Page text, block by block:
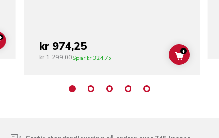
ADD TO CARTkr 974,25
kr 1.299,00Spar kr 324,75 ADD TO
+